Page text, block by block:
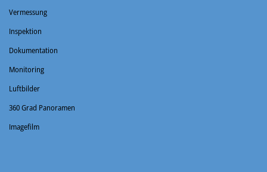
Vermessung
Inspektion
Dokumentation
Monitoring
Luftbilder
360 Grad Panoramen
Imagefilm